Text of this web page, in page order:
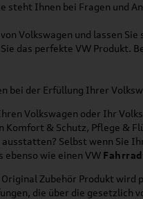
steht Ihnen bei Fragen und
Volkswagen und lassen
das perfekte VW Produkt.
bei der Erfüllung Ihrer
Volkswagen oder Ihr
Komfort & Schutz, Pflege &
ausstatten? Selbst wenn Sie
ebenso wie einen VW
Original Zubehör Produkt
die über die gesetzlich